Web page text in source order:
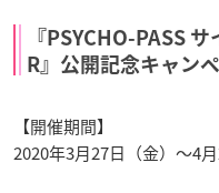
『PSYCHO-PASS
R』公開記念キャン
【開催期間】
2020年3月27日（金）〜4月